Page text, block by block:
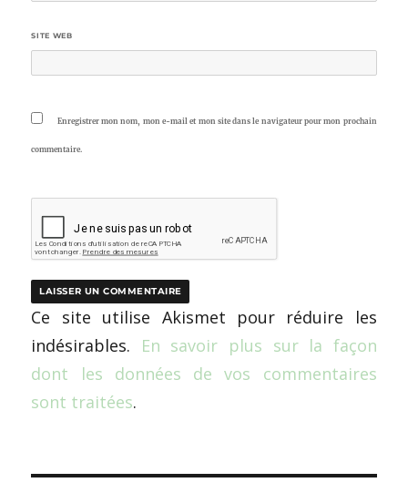
SITE WEB
Enregistrer mon nom, mon e-mail et mon site dans le navigateur pour mon prochain
commentaire.
Ce site utilise Akismet pour réduire les
indésirables. En savoir plus sur la façon
dont les données de vos commentaires
sont traitées.